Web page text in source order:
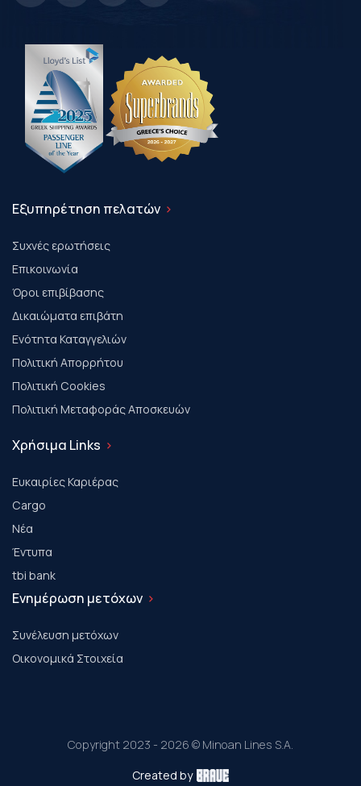
Εξυπηρέτηση πελατών
Συχνές ερωτήσεις
Επικοινωνία
Όροι επιβίβασης
Δικαιώματα επιβάτη
Ενότητα Καταγγελιών
Πολιτική Απορρήτου
Πολιτική Cookies
Πολιτική Μεταφοράς Αποσκευών
Χρήσιμα Links
Ευκαιρίες Καριέρας
Cargo
Νέα
Έντυπα
tbi bank
Ενημέρωση μετόχων
Συνέλευση μετόχων
Οικονομικά Στοιχεία
Copyright 2023 - 2026 © Minoan Lines S.A.
Created by